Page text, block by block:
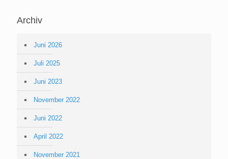
Archiv
Juni 2026
Juli 2025
Juni 2023
November 2022
Juni 2022
April 2022
November 2021